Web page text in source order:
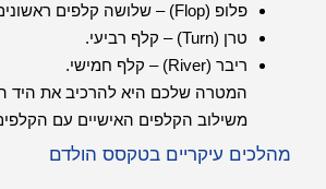
פלופ (Flop) – שלושה קלפים ראשונים.
טרן (Turn) – קלף רביעי.
ריבר (River) – קלף חמישי.
המטרה שלכם היא להרכיב את היד
משילוב הקלפים האישיים עם
מהלכים עיקריים בטקסס הולדם